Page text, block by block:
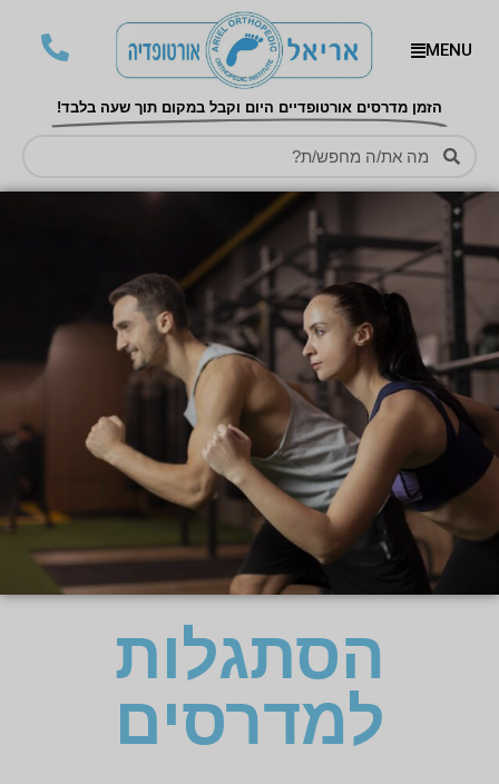
MENU
הזמן מדרסים אורטופדיים היום וקבל במקום תוך שעה בלבד!
הסתגלות
למדרסים